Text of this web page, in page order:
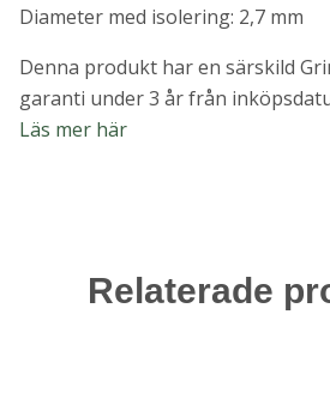
Diameter med isolering: 2,7 mm
Denna produkt har en särskild
garanti under 3 år från
Läs mer här
Relaterade